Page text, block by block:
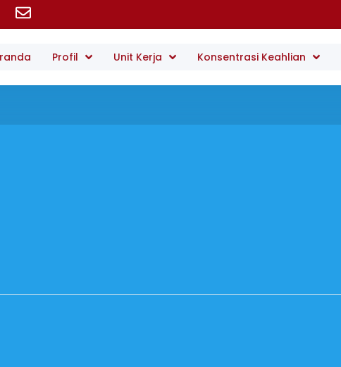
Profil Unit Kerja Konsentrasi Keahlian